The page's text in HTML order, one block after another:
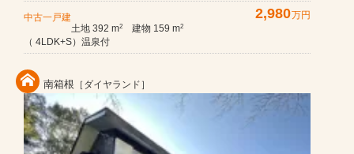
中古一戸建 2,980万円
土地 392 m2 建物 159 m2
（ 4LDK+S）温泉付
南箱根 ［ダイヤランド］